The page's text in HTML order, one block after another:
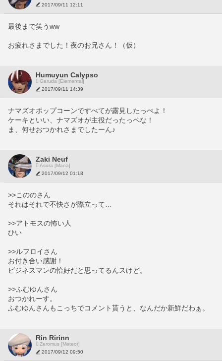
2017/09/11 12:11
最後まで笑うww
お疲れさまでした！夜のお兄さん！（仮）
Humuyun Calypso
Garuda [Elemental]
2017/09/11 14:39
ナマズオポップコーンですべてが露見したっぺよ！
ケーキといい、ナマズオが主役だったっペな！
ま、何せおつかれさまでしたーん♪
Zaki Neuf
Asura [Mana]
2017/09/12 01:18
>>こののさん
それはそれで不快さが際立って…
>>アトモスの怖い人
ひい
>>ルフロイさん
お付き合い感謝！
ビジネスマンの恰好だと思ってるんスけど。
>>ふむゆんさん
おつかれーす。
ふむゆんさんもこっちでコメント貰うと、なんだか新鮮だわぁ。
Rin Ririnn
Zeromus [Meteor]
2017/09/12 09:50